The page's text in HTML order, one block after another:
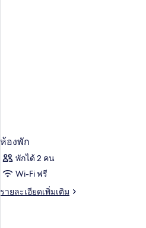
ห้องพัก
พักได้ 2 คน
Wi-Fi ฟรี
รายละเอียดเพิ่มเติม
ราย